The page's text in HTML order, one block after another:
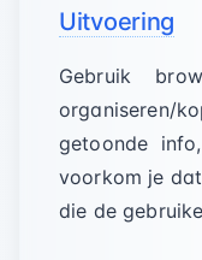
Uitvoering
Gebruik
getoonde
voorkom je
die de